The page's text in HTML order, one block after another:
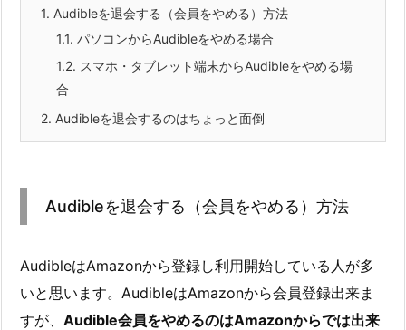
1. Audibleを退会する（会員をやめる）方法
1.1. パソコンからAudibleをやめる場合
1.2. スマホ・タブレット端末からAudibleをやめる場
合
2. Audibleを退会するのはちょっと面倒
Audibleを退会する（会員をやめる）方法
AudibleはAmazonから登録し利用開始している人が多
いと思います。AudibleはAmazonから会員登録出来ま
すが、 Audible会員をやめるのはAmazonからでは出来